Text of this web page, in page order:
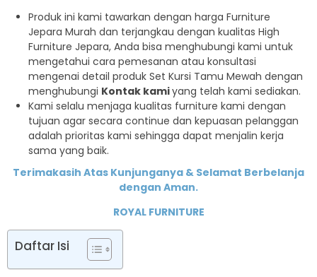
Produk ini kami tawarkan dengan harga Furniture
Jepara Murah dan terjangkau dengan kualitas High
Furniture Jepara, Anda bisa menghubungi kami untuk
mengetahui cara pemesanan atau konsultasi
mengenai detail produk Set Kursi Tamu Mewah dengan
menghubungi Kontak kamiyang telah kami sediakan.
Kami selalu menjaga kualitas furniture kami dengan
tujuan agar secara continue dan kepuasan pelanggan
adalah prioritas kami sehingga dapat menjalin kerja
sama yang baik.
Terimakasih Atas Kunjunganya & Selamat Berbelanja
dengan Aman.
ROYAL FURNITURE
Daftar Isi